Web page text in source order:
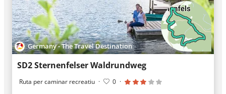
Germany - The Travel Destination
SD2 Sternenfelser Waldrundweg
Ruta per caminar recreatiu · 0 ·